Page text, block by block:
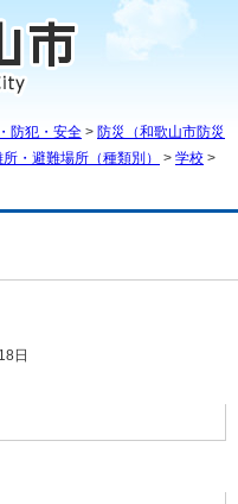
防犯・安全 > 防災（和歌山市防災
・避難場所（種類別） > 学校 >
日